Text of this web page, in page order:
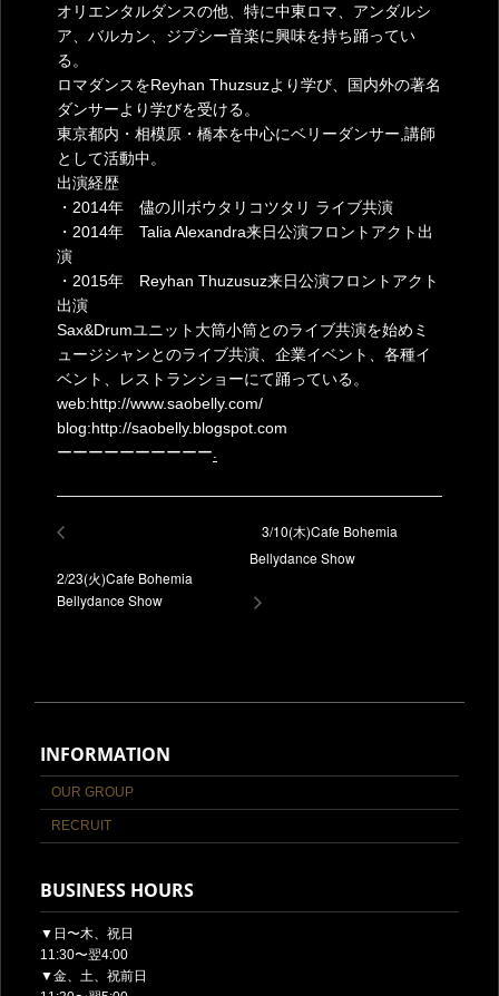
オリエンタルダンスの他、特に中東ロマ、アンダルシ
ア、バルカン、ジプシー音楽に興味を持ち踊ってい
る。
ロマダンスをReyhan Thuzsuzより学び、国内外の著名
ダンサーより学びを受ける。
東京都内・相模原・橋本を中心にベリーダンサー,講師
として活動中。
出演経歴
・2014年 儘の川ボウタリコツタリ ライブ共演
・2014年 Talia Alexandra来日公演フロントアクト出
演
・2015年 Reyhan Thuzusuz来日公演フロントアクト
出演
Sax&Drumユニット大筒小筒とのライブ共演を始めミ
ュージシャンとのライブ共演、企業イベント、各種イ
ベント、レストランショーにて踊っている。
web:http://www.saobelly.com/
blog:http://saobelly.blogspot.com
ーーーーーーーーーー
2/23(火)Cafe Bohemia
Bellydance Show
3/10(木)Cafe Bohemia
Bellydance Show
INFORMATION
OUR GROUP
RECRUIT
BUSINESS HOURS
▼日〜木、祝日
11:30〜翌4:00
▼金、土、祝前日